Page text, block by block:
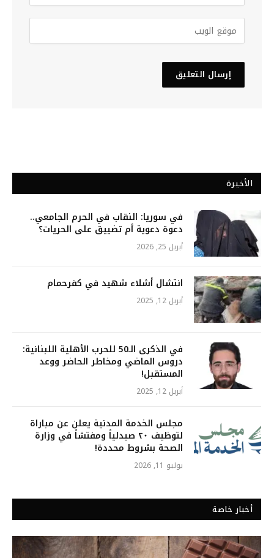
الأخيرة
في سوريا: النقاب في الحرم الجامعي..
دعوة دعوية أم تضييق على الحريات؟
أبريل 25, 2026
انتشال أشلاء شهيد في كفرحمام
أبريل 12, 2025
في الذكرى الـ50 للحرب الأهلية اللبنانية:
دروس الماضي ومخاطر الحاضر ووعد
المستقبل!
أبريل 12, 2025
مجلس الخدمة المدنية يعلن عن مباراة
لتوظيف ٢٠ صيدلياً ومفتشاً في وزارة
الصحة بشروط محددة!
يوليو 11, 2026
أخبار خاصة